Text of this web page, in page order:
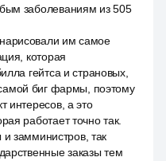
заболеваниям из 505
им самое
которая
гейтса и страновых,
биг фармы, поэтому
интересов, а это
работает точно так.
замминистров, так
заказы тем